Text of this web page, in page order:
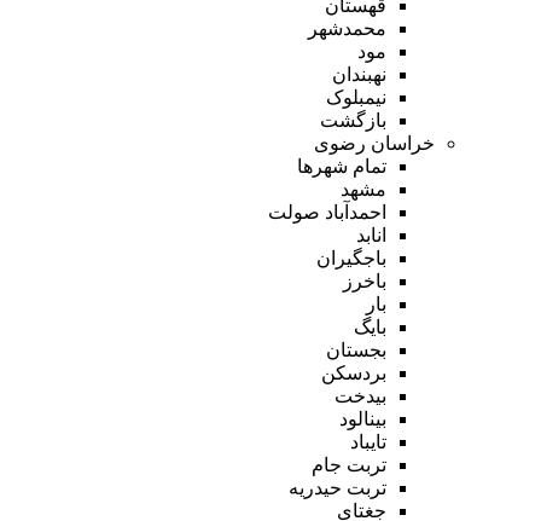
قهستان
محمدشهر
مود
نهبندان
نیمبلوک
بازگشت
خراسان رضوی
تمام شهر‌ها
مشهد
احمدآباد صولت
انابد
باجگیران
باخرز
بار
بایگ
بجستان
بردسکن
بیدخت
بینالود
تایباد
تربت جام
تربت حیدریه
جغتای